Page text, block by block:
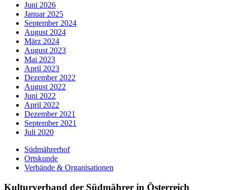
Juni 2026
Januar 2025
September 2024
August 2024
März 2024
August 2023
Mai 2023
April 2023
Dezember 2022
August 2022
Juni 2022
April 2022
Dezember 2021
September 2021
Juli 2020
Südmährerhof
Ortskunde
Verbände & Organisationen
Kulturverband der Südmährer in Österreich